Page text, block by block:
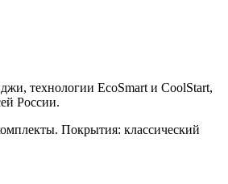
технологии EcoSmart и CoolStart,
России.
Покрытия: классический